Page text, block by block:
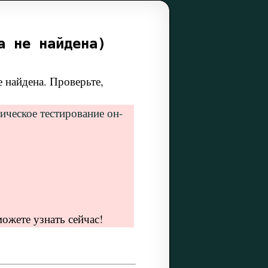
не найдена)
Проверьте,
тестирование он-
узнать сейчас!